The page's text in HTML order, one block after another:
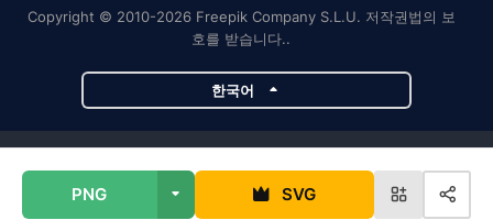
PNG SVG
Copyright © 2010-2026 Freepik Company S.L.U. 저작권법의 보
호를 받습니다..
한국어